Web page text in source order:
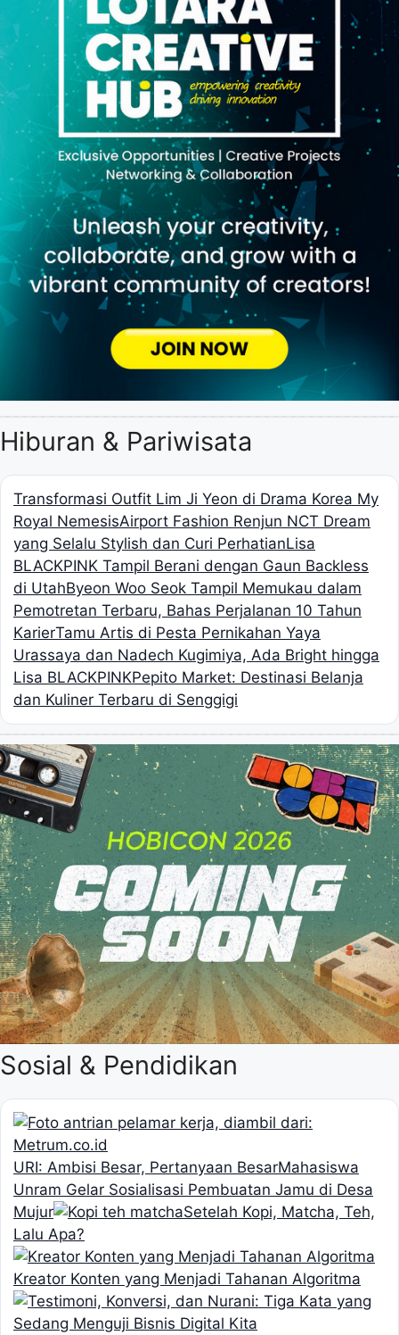
Hiburan & Pariwisata
Transformasi Outfit Lim Ji Yeon di Drama Korea My
Royal NemesisAirport Fashion Renjun NCT Dream
yang Selalu Stylish dan Curi PerhatianLisa
BLACKPINK Tampil Berani dengan Gaun Backless
di UtahByeon Woo Seok Tampil Memukau dalam
Pemotretan Terbaru, Bahas Perjalanan 10 Tahun
KarierTamu Artis di Pesta Pernikahan Yaya
Urassaya dan Nadech Kugimiya, Ada Bright hingga
Lisa BLACKPINKPepito Market: Destinasi Belanja
dan Kuliner Terbaru di Senggigi
Sosial & Pendidikan
URI: Ambisi Besar, Pertanyaan BesarMahasiswa
Unram Gelar Sosialisasi Pembuatan Jamu di Desa
Mujur
Setelah Kopi, Matcha, Teh,
Lalu Apa?
Kreator Konten yang Menjadi Tahanan Algoritma